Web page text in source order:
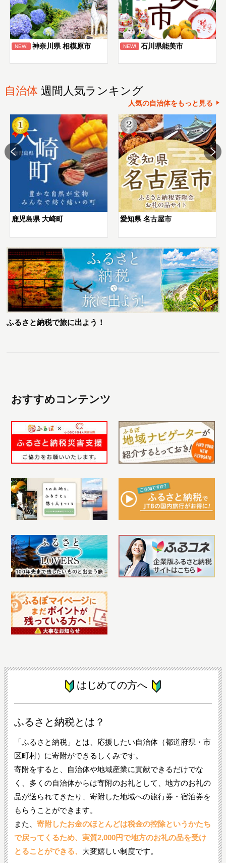
NEW! 神奈川県 相模原市 NEW! 石川県能美市
自治体 週間人気ランキング
人気の自治体をもっと見る
鹿児島県 大崎町 愛知県 名古屋市
ふるさと納税で旅に出よう！
おすすめコンテンツ
はじめての方へ
ふるさと納税とは？
「ふるさと納税」とは、応援したい自治体（都道府県・市
区町村）に寄附ができるしくみです。
寄附をすると、自治体や地域産業に貢献できるだけでな
く、多くの自治体からは寄附のお礼として、地方のお礼の
品が送られてきたり、寄附した地域への旅行券・宿泊券を
もらうことができます。
また、 寄附したお金のほとんどは税金の控除というかたち
で戻ってくるため、実質2,000円で地方のお礼の品を受け
とることができる、 大変嬉しい制度です。